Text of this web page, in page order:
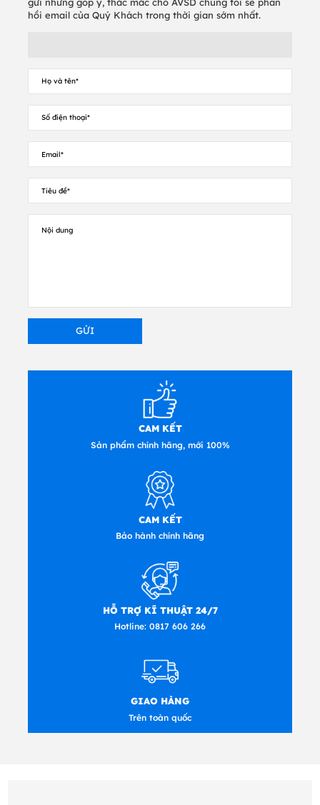
hồi email của Quý Khách trong thời gian sớm nhất.
CAM KẾT
Sản phẩm chính hãng, mới 100%
CAM KẾT
Bảo hành chính hãng
HỖ TRỢ KĨ THUẬT 24/7
Hotline: 0817 606 266
GIAO HÀNG
Trên toàn quốc